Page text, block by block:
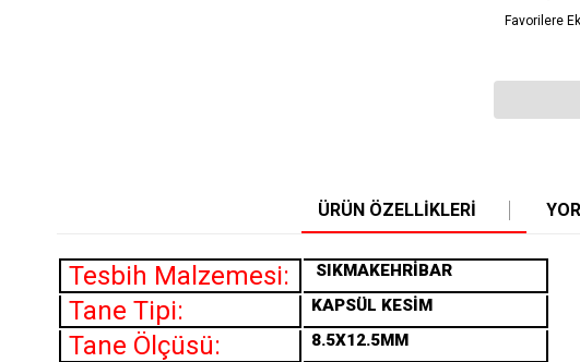
Favorilere
ÜRÜN ÖZELLIKLERI
Tesbih Malzemesi: SIKMAKEHRİBAR
Tane Tipi: KAPSÜL KESİM
Tane Ölçüsü: 8.5X12.5MM